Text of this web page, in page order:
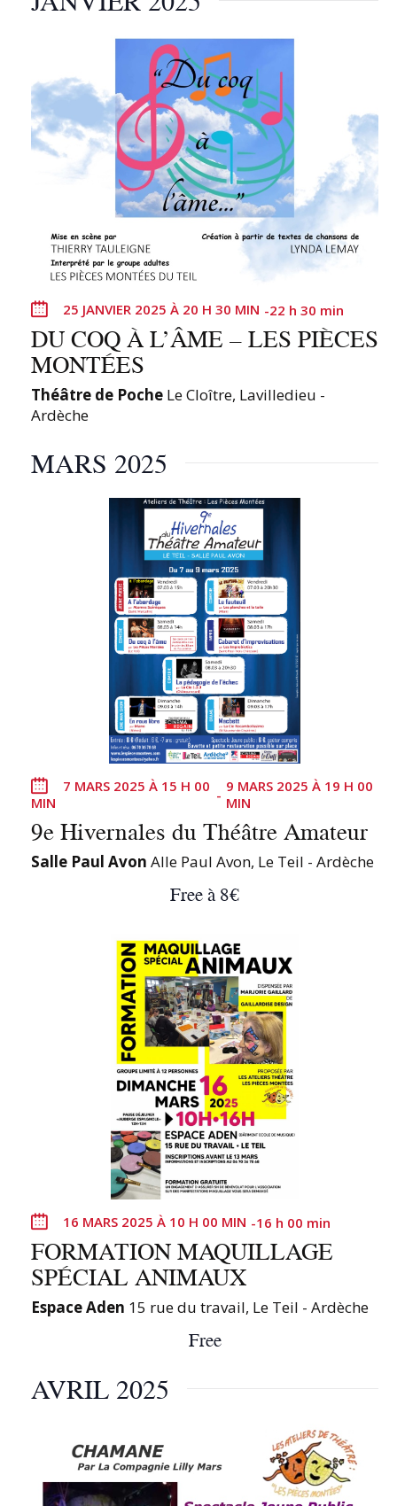
25 JANVIER 2025 À 20 H 30 MIN -22 h 30 min
DU COQ À L’ÂME – LES PIÈCES
MONTÉES
Théâtre de Poche Le Cloître, Lavilledieu -
Ardèche
MARS 2025
7 MARS 2025 À 15 H 00
MIN
- 9 MARS 2025 À 19 H 00
MIN
9e Hivernales du Théâtre Amateur
Salle Paul Avon Alle Paul Avon, Le Teil - Ardèche
Free à 8€
16 MARS 2025 À 10 H 00 MIN -16 h 00 min
FORMATION MAQUILLAGE
SPÉCIAL ANIMAUX
Espace Aden 15 rue du travail, Le Teil - Ardèche
Free
AVRIL 2025